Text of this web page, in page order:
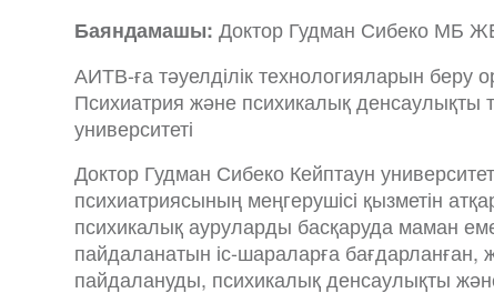
Баяндамашы: Доктор Гудман Сибеко МБ
АИТВ-ға тәуелділік технологияларын беру
Психиатрия және психикалық денсаулықты
университеті
Доктор Гудман Сибеко Кейптаун
психиатриясының меңгерушісі қызметін
психикалық ауруларды басқаруда маман
пайдаланатын іс-шараларға бағдарланған,
пайдалануды, психикалық денсаулықты